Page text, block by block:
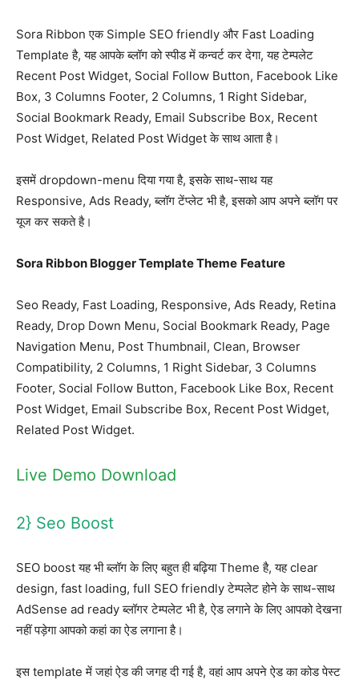
Sora Ribbon एक Simple SEO friendly और Fast Loading
Template है, यह आपके ब्लॉग को स्पीड में कन्वर्ट कर देगा, यह टेम्पलेट
Recent Post Widget, Social Follow Button, Facebook Like
Box, 3 Columns Footer, 2 Columns, 1 Right Sidebar,
Social Bookmark Ready, Email Subscribe Box, Recent
Post Widget, Related Post Widget के साथ आता है।
इसमें dropdown-menu दिया गया है, इसके साथ-साथ यह
Responsive, Ads Ready, ब्लॉग टेंप्लेट भी है, इसको आप अपने ब्लॉग पर
यूज कर सकते है।
Sora Ribbon Blogger Template Theme Feature
Seo Ready, Fast Loading, Responsive, Ads Ready, Retina
Ready, Drop Down Menu, Social Bookmark Ready, Page
Navigation Menu, Post Thumbnail, Clean, Browser
Compatibility, 2 Columns, 1 Right Sidebar, 3 Columns
Footer, Social Follow Button, Facebook Like Box, Recent
Post Widget, Email Subscribe Box, Recent Post Widget,
Related Post Widget.
Live Demo Download
2} Seo Boost
SEO boost यह भी ब्लॉग के लिए बहुत ही बढ़िया Theme है, यह clear
design, fast loading, full SEO friendly टेम्पलेट होने के साथ-साथ
AdSense ad ready ब्लॉगर टेम्पलेट भी है, ऐड लगाने के लिए आपको देखना
नहीं पड़ेगा आपको कहां का ऐड लगाना है।
इस template में जहां ऐड की जगह दी गई है, वहां आप अपने ऐड का कोड पेस्ट